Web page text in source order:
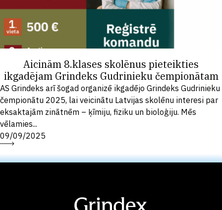
Aicinām 8.klases skolēnus pieteikties
ikgadējam Grindeks Gudrinieku čempionātam
AS Grindeks arī šogad organizē ikgadējo Grindeks Gudrinieku
čempionātu 2025, lai veicinātu Latvijas skolēnu interesi par
eksaktajām zinātnēm – ķīmiju, fiziku un bioloģiju. Mēs
vēlamies...
09/09/2025